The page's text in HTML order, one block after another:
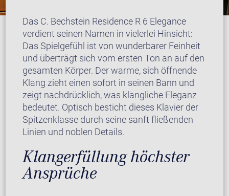
Das C. Bechstein Residence R 6 Elegance
verdient seinen Namen in vielerlei Hinsicht:
Das Spielgefühl ist von wunderbarer Feinheit
und überträgt sich vom ersten Ton an auf den
gesamten Körper. Der warme, sich öffnende
Klang zieht einen sofort in seinen Bann und
zeigt nachdrücklich, was klangliche Eleganz
bedeutet. Optisch besticht dieses Klavier der
Spitzenklasse durch seine sanft fließenden
Linien und noblen Details.
Klangerfüllung höchster
Ansprüche